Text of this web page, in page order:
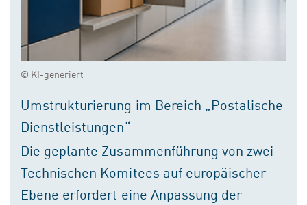
© KI-generiert
Umstrukturierung im Bereich „Postalische
Dienstleistungen“
Die geplante Zusammenführung von zwei
Technischen Komitees auf europäischer
Ebene erfordert eine Anpassung der